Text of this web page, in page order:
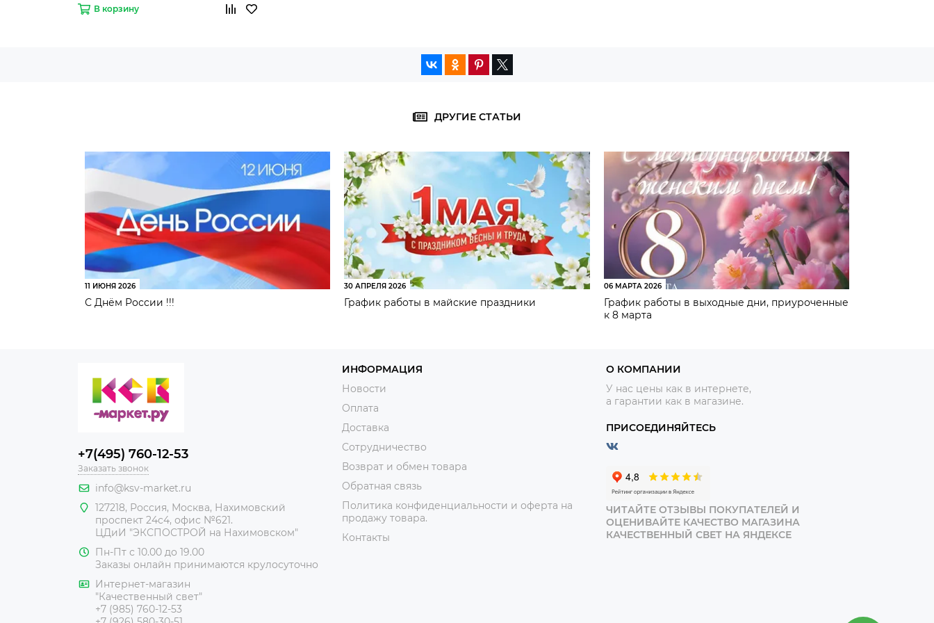
В корзину
ДРУГИЕ СТАТЬИ
11 ИЮНЯ 2026
С Днём России !!!
30 АПРЕЛЯ 2026
График работы в майские праздники
06 МАРТА 2026
График работы в выходные дни, приуроченные
к 8 марта
+7(495) 760-12-53
Заказать звонок
info@ksv-market.ru
127218, Россия, Москва, Нахимовский
проспект 24с4, офис №621.
ЦДиИ "ЭКСПОСТРОЙ на Нахимовском"
Пн-Пт с 10.00 до 19.00
Заказы онлайн принимаются крулосуточно
Интернет-магазин
"Качественный свет"
+7 (985) 760-12-53
ИНФОРМАЦИЯ
Новости
Оплата
Доставка
Сотрудничество
Возврат и обмен товара
Обратная связь
Политика конфиденциальности и оферта на
продажу товара.
Контакты
О КОМПАНИИ
У нас цены как в интернете,
а гарантии как в магазине.
ПРИСОЕДИНЯЙТЕСЬ
ЧИТАЙТЕ ОТЗЫВЫ ПОКУПАТЕЛЕЙ И
ОЦЕНИВАЙТЕ КАЧЕСТВО МАГАЗИНА
КАЧЕСТВЕННЫЙ СВЕТ НА ЯНДЕКСЕ